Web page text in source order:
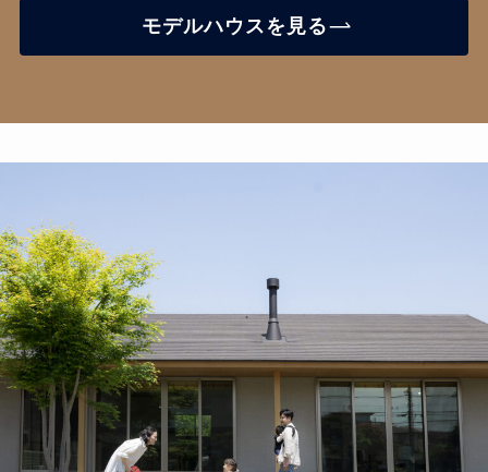
モデルハウスを見る